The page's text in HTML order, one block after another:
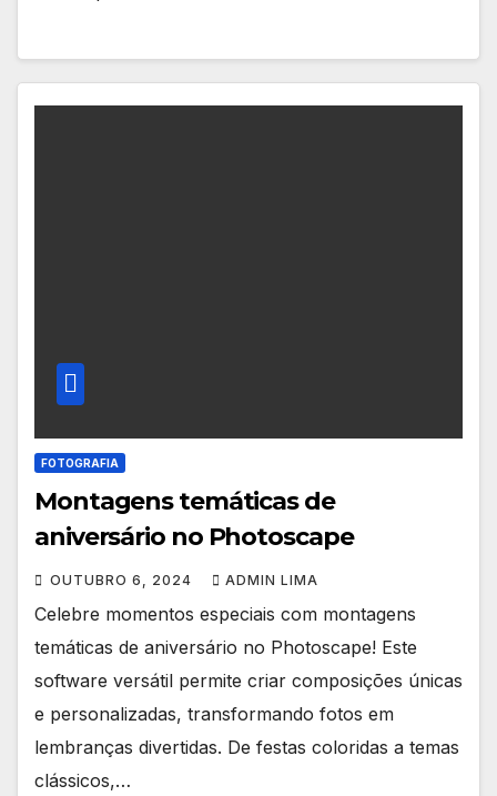
FOTOGRAFIA
Montagens temáticas de
aniversário no Photoscape
OUTUBRO 6, 2024 ADMIN LIMA
Celebre momentos especiais com montagens
temáticas de aniversário no Photoscape! Este
software versátil permite criar composições únicas
e personalizadas, transformando fotos em
lembranças divertidas. De festas coloridas a temas
clássicos,…